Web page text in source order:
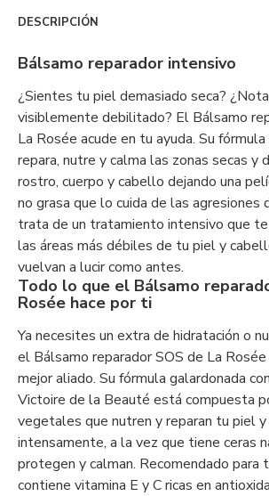
DESCRIPCIÓN
Bálsamo reparador intensivo
¿Sientes tu piel demasiado seca?
visiblemente debilitado? El Bálsamo
La Rosée acude en tu ayuda. Su
repara, nutre y calma las zonas secas y
rostro, cuerpo y cabello dejando una
no grasa que lo cuida de las agresiones
trata de un tratamiento intensivo que
las áreas más débiles de tu piel y
vuelvan a lucir como antes.
Todo lo que el Bálsamo
Rosée hace por ti
Ya necesites un extra de hidratación o
el Bálsamo reparador SOS de La
mejor aliado. Su fórmula galardonada
Victoire de la Beauté está compuesta
vegetales que nutren y reparan tu piel
intensamente, a la vez que tiene ceras
protegen y calman. Recomendado para
contiene vitamina E y C ricas en